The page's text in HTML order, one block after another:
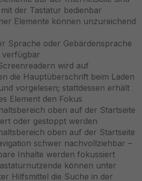
der Tastatur bedienbar
Elemente können unzureichend
Sprache oder Gebärdensprache
verfügbar
wird auf
die Hauptüberschrift beim Laden
vorgelesen; stattdessen erhält
Element den Fokus
oben auf der Startseite
oder gestoppt werden
oben auf der Startseite
schwer nachvollziehbar –
Inhalte werden fokussiert
können unter
Hilfsmittel die Suche in der